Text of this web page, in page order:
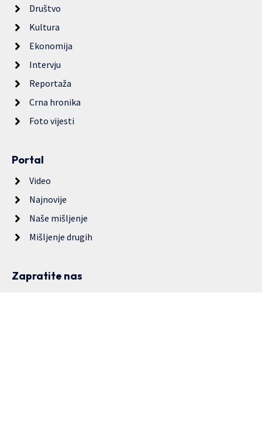
Društvo
Kultura
Ekonomija
Intervju
Reportaža
Crna hronika
Foto vijesti
Portal
Video
Najnovije
Naše mišljenje
Mišljenje drugih
Zapratite nas